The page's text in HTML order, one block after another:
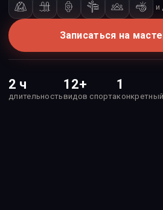
и
Записаться на
2 ч
длительность
12+
видов спорта
1